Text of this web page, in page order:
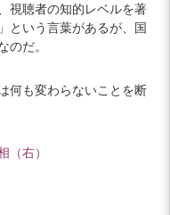
視聴者の知的レベルを著
という言葉があるが、国
のだ。
何も変わらないことを断
（右）